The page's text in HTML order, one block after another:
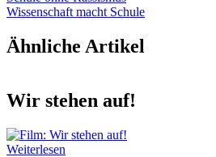
Wissenschaft macht Schule
Ähnliche Artikel
Wir stehen auf!
Weiterlesen